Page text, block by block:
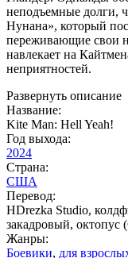
неподъемные долги,
Нунана», который
переживающие свои
навлекает на
неприятностей.
Развернуть описание
Название:
Kite Man: Hell Yeah!
Год выхода:
2024
Страна:
США
Перевод:
HDrezka Studio,
закадровый, октопус
Жанры:
Боевики, для